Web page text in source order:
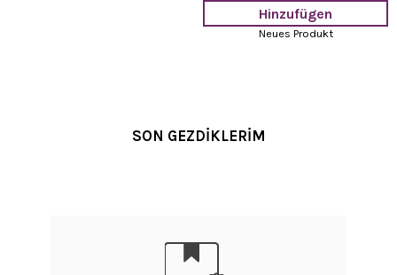
Hinzufügen
Neues Produkt
SON GEZDİKLERİM